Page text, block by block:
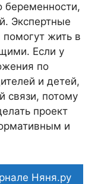
Экспертные
жить в
Если у
по
и детей,
связи, потому
проект
и
Няня.ру